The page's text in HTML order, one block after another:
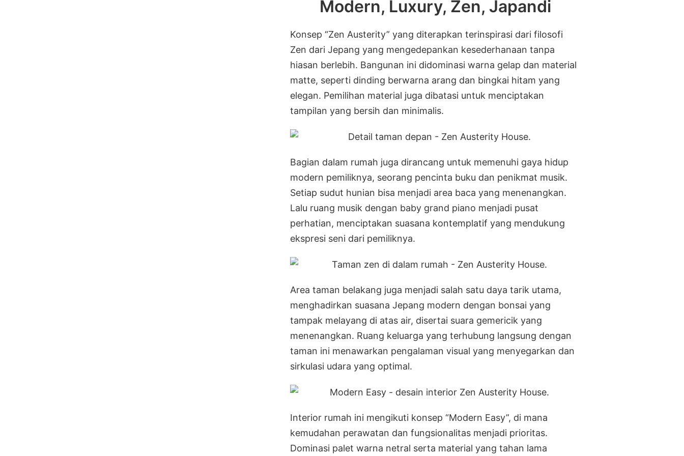
Modern, Luxury, Zen, Japandi
Konsep “Zen Austerity” yang diterapkan terinspirasi dari filosofi
Zen dari Jepang yang mengedepankan kesederhanaan tanpa
hiasan berlebih. Bangunan ini didominasi warna gelap dan material
matte, seperti dinding berwarna arang dan bingkai hitam yang
elegan. Pemilihan material juga dibatasi untuk menciptakan
tampilan yang bersih dan minimalis.
Bagian dalam rumah juga dirancang untuk memenuhi gaya hidup
modern pemiliknya, seorang pencinta buku dan penikmat musik.
Setiap sudut hunian bisa menjadi area baca yang menenangkan.
Lalu ruang musik dengan baby grand piano menjadi pusat
perhatian, menciptakan suasana kontemplatif yang mendukung
ekspresi seni dari pemiliknya.
Area taman belakang juga menjadi salah satu daya tarik utama,
menghadirkan suasana Jepang modern dengan bonsai yang
tampak melayang di atas air, disertai suara gemericik yang
menenangkan. Ruang keluarga yang terhubung langsung dengan
taman ini menawarkan pengalaman visual yang menyegarkan dan
sirkulasi udara yang optimal.
Interior rumah ini mengikuti konsep “Modern Easy”, di mana
kemudahan perawatan dan fungsionalitas menjadi prioritas.
Dominasi palet warna netral serta material yang tahan lama